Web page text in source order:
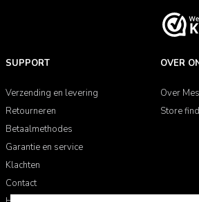
SUPPORT
Verzending en levering
Retourneren
Betaalmethodes
Garantie en service
Klachten
Contact
OVER
Over
Store